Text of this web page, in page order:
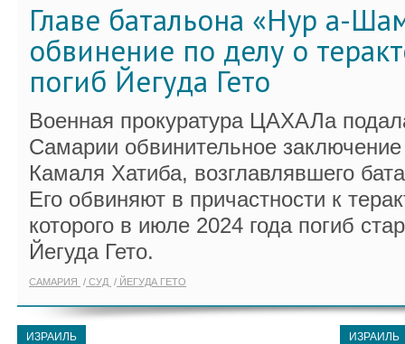
Главе батальона «Нур а-
обвинение по делу о
погиб Йегуда Гето
Военная прокуратура ЦАХАЛа
Самарии обвинительное заключение
Камаля Хатиба, возглавлявшего
Его обвиняют в причастности к
которого в июле 2024 года погиб
Йегуда Гето.
САМАРИЯ СУД ЙЕГУДА ГЕТО
ИЗРАИЛЬ ИЗРАИЛЬ